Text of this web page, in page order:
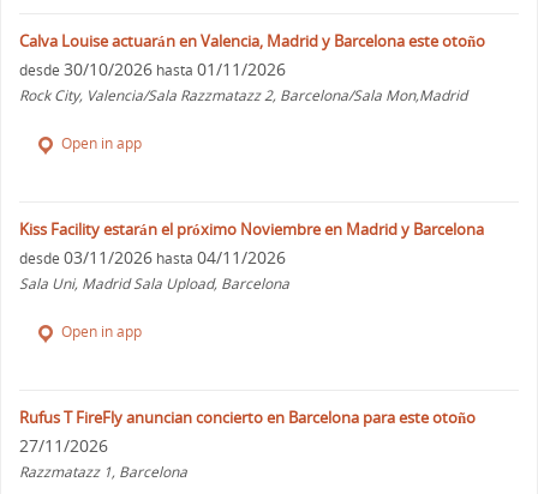
Calva Louise actuarán en Valencia, Madrid y Barcelona este otoño
desde 30/10/2026 hasta 01/11/2026
Rock City, Valencia/Sala Razzmatazz 2, Barcelona/Sala Mon,Madrid
Open in app
Kiss Facility estarán el próximo Noviembre en Madrid y Barcelona
desde 03/11/2026 hasta 04/11/2026
Sala Uni, Madrid Sala Upload, Barcelona
Open in app
Rufus T FireFly anuncian concierto en Barcelona para este otoño
27/11/2026
Razzmatazz 1, Barcelona